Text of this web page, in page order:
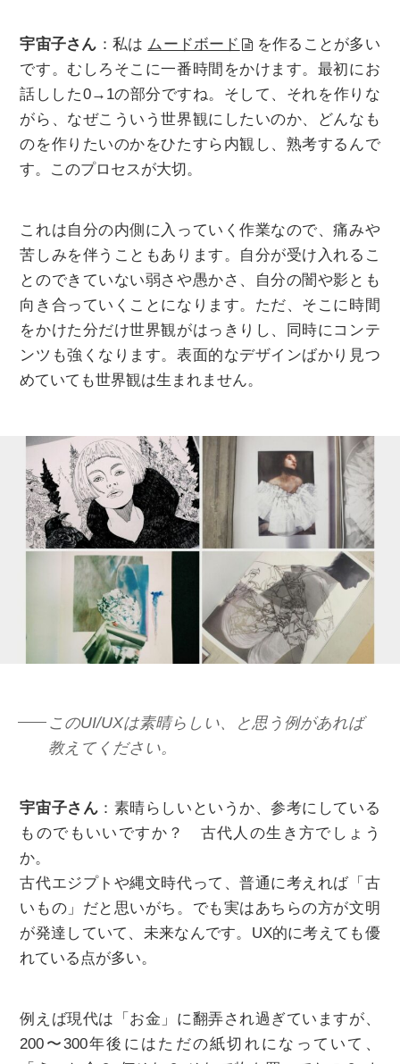
宇宙子さん ：私は ムードボード
を作ることが多い
です。むしろそこに一番時間をかけます。最初にお
話しした0→1の部分ですね。そして、それを作りな
がら、なぜこういう世界観にしたいのか、どんなも
のを作りたいのかをひたすら内観し、熟考するんで
す。このプロセスが大切。
これは自分の内側に入っていく作業なので、痛みや
苦しみを伴うこともあります。自分が受け入れるこ
とのできていない弱さや愚かさ、自分の闇や影とも
向き合っていくことになります。ただ、そこに時間
をかけた分だけ世界観がはっきりし、同時にコンテ
ンツも強くなります。表面的なデザインばかり見つ
めていても世界観は生まれません。
このUI/UXは素晴らしい、と思う例があれば
教えてください。
宇宙子さん ：素晴らしいというか、参考にしている
ものでもいいですか？ 古代人の生き方でしょう
か。
古代エジプトや縄文時代って、普通に考えれば「古
いもの」だと思いがち。でも実はあちらの方が文明
が発達していて、未来なんです。UX的に考えても優
れている点が多い。
例えば現代は「お金」に翻弄され過ぎていますが、
200〜300年後にはただの紙切れになっていて、